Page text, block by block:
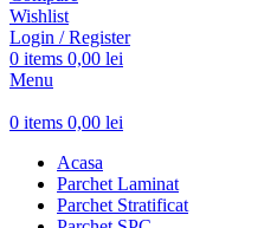
Wishlist
Login / Register
0 items 0,00 lei
Menu
0 items 0,00 lei
Acasa
Parchet Laminat
Parchet Stratificat